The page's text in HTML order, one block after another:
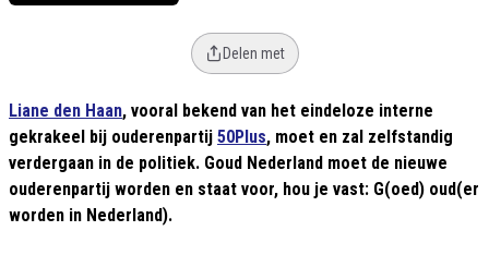
Delen met
Liane den Haan, vooral bekend van het eindeloze interne
gekrakeel bij ouderenpartij 50Plus, moet en zal zelfstandig
verdergaan in de politiek. Goud Nederland moet de nieuwe
ouderenpartij worden en staat voor, hou je vast: G(oed) oud(er
worden in Nederland).